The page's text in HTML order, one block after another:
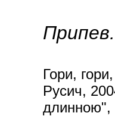
Припев.
Гори,
Русич,